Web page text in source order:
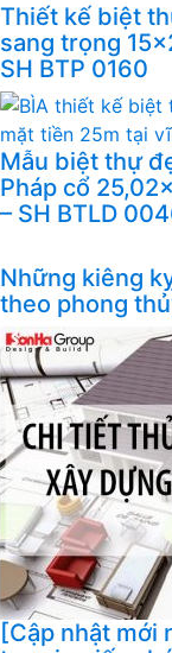
Thiết kế biệt
sang trọng
SH BTP 0160
Mẫu biệt thự
Pháp cổ
– SH BTLD
Những kiêng
theo phong
[Cập nhật mới